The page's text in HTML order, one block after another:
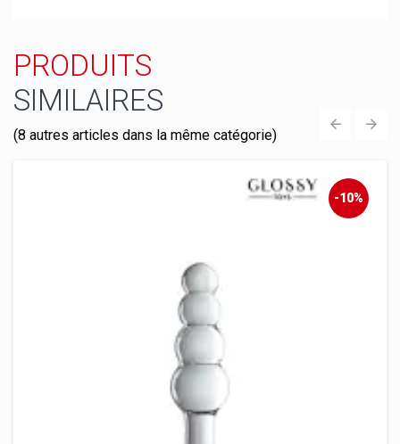
PRODUITS
SIMILAIRES
(8 autres articles dans la même catégorie)
-10%